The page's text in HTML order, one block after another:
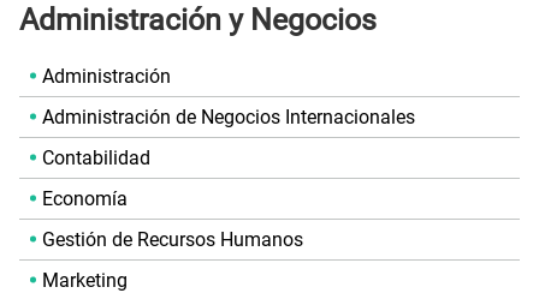
Administración y Negocios
Administración
Administración de Negocios Internacionales
Contabilidad
Economía
Gestión de Recursos Humanos
Marketing